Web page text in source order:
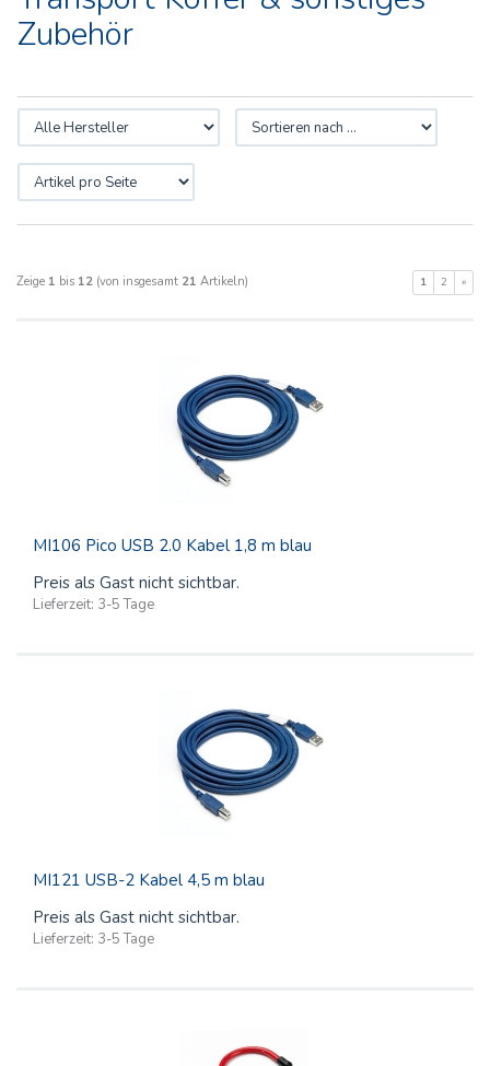
Zubehör
Zeige 1 bis 12 (von insgesamt 21 Artikeln) 1 2 »
MI106 Pico USB 2.0 Kabel 1,8 m blau
Preis als Gast nicht sichtbar.
Lieferzeit: 3-5 Tage
MI121 USB-2 Kabel 4,5 m blau
Preis als Gast nicht sichtbar.
Lieferzeit: 3-5 Tage